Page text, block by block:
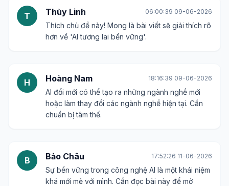
T Thùy Linh 06:00:39 09-06-2026
Thích chủ đề này! Mong là bài viết sẽ giải thích rõ
hơn về 'AI tương lai bền vững'.
H Hoàng Nam 18:16:39 09-06-2026
AI đổi mới có thể tạo ra những ngành nghề mới
hoặc làm thay đổi các ngành nghề hiện tại. Cần
chuẩn bị tâm thế.
B Bảo Châu 17:52:26 11-06-2026
Sự bền vững trong công nghệ AI là một khái niệm
khá mới mẻ với mình. Cần đọc bài này để mở